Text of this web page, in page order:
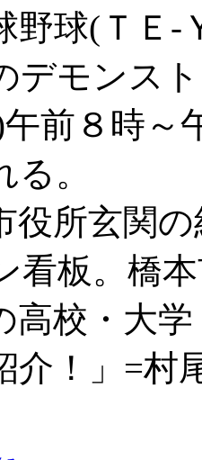
野球(ＴＥ-
デモンス
前８時～
。
役所玄関
看板。橋
高校・大
介！」=村